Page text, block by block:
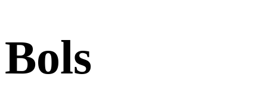
Bols